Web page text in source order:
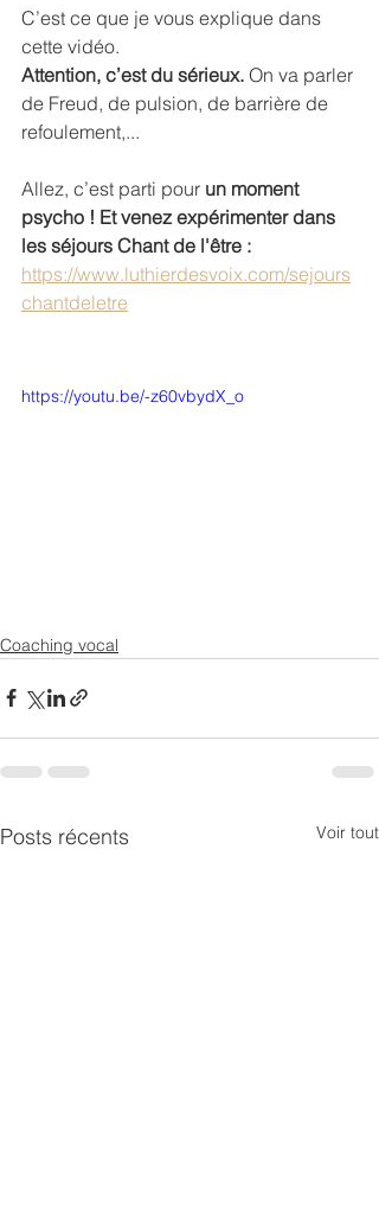
C’est ce que je vous explique dans
cette vidéo.
Attention, c’est du sérieux. On va parler
de Freud, de pulsion, de barrière de
refoulement,...
Allez, c’est parti pour un moment
psycho ! Et venez expérimenter dans
les séjours Chant de l'être :
https://www.luthierdesvoix.com/sejours
chantdeletre
https://youtu.be/-z60vbydX_o
Coaching vocal
Posts récents Voir tout